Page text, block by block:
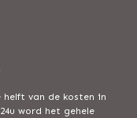
helft van de kosten in
word het gehele